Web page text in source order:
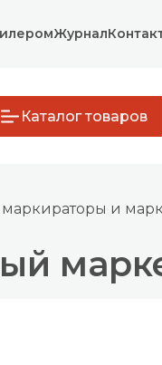
Журнал
Каталог товаров
и